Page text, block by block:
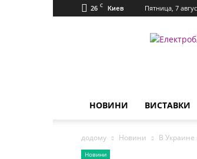
26 C Киев Пятница, 7
НОВИНИ ВИСТАВКИ
додому Новини В Украине
Новини